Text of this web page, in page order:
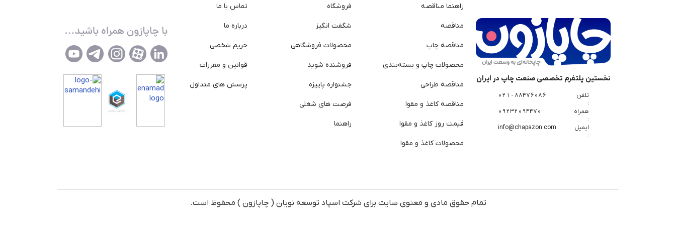
نخستین پلتفرم تخصصی صنعت چاپ در ایران
تلفن
:
88476086 - 021
همراه
:
09232094470
ایمیل
:
info@chapazon.com
راهنما مناقصه
مناقصه
مناقصه چاپ
محصولات چاپ و بسته‌بندی
مناقصه طراحی
مناقصه کاغذ و مقوا
قیمت روز کاغذ و مقوا
محصولات کاغذ و مقوا
فروشگاه
شگفت انگیز
محصولات فروشگاهی
فروشنده شوید
جشنواره پاییزه
فرصت های شغلی
راهنما
تماس با ما
درباره ما
حریم شخصی
قوانین و مقررات
پرسش های متداول
تمام حقوق مادی و معنوی سایت برای شرکت اسپاد توسعه نویان ( چاپازون ) محفوظ است.